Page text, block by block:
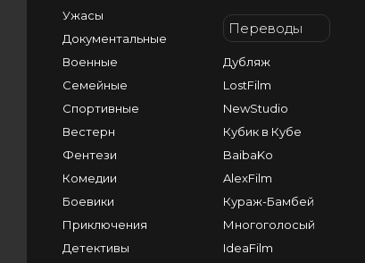
Ужасы
Документальные
Военные
Семейные
Спортивные
Вестерн
Фентези
Комедии
Боевики
Приключения
Детективы
Переводы
Дубляж
LostFilm
NewStudio
Кубик в Кубе
BaibaKo
AlexFilm
Кураж-Бамбей
Многоголосый
IdeaFilm